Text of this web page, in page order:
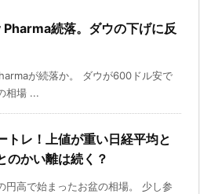
続落。ダウの下げに反
が続落か。 ダウが600ドル安で
相場 ...
トレ！上値が重い日経平均と
のかい離は続く？
円高で始まったお盆の相場。 少し参